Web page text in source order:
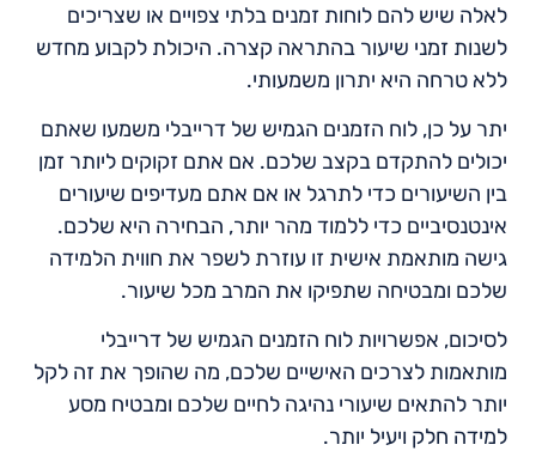
לאלה שיש להם לוחות זמנים בלתי צפויים או שצריכים
לשנות זמני שיעור בהתראה קצרה. היכולת לקבוע מחדש
ללא טרחה היא יתרון משמעותי.
יתר על כן, לוח הזמנים הגמיש של דרייבלי משמעו שאתם
יכולים להתקדם בקצב שלכם. אם אתם זקוקים ליותר זמן
בין השיעורים כדי לתרגל או אם אתם מעדיפים שיעורים
אינטנסיביים כדי ללמוד מהר יותר, הבחירה היא שלכם.
גישה מותאמת אישית זו עוזרת לשפר את חווית הלמידה
שלכם ומבטיחה שתפיקו את המרב מכל שיעור.
לסיכום, אפשרויות לוח הזמנים הגמיש של דרייבלי
מותאמות לצרכים האישיים שלכם, מה שהופך את זה לקל
יותר להתאים שיעורי נהיגה לחיים שלכם ומבטיח מסע
למידה חלק ויעיל יותר.